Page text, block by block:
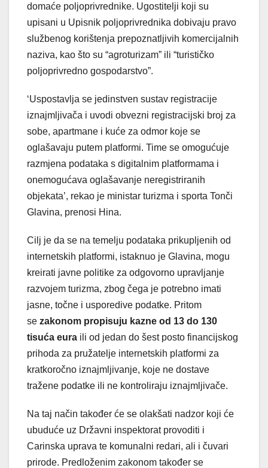
domaće poljoprivrednike. Ugostitelji koji su
upisani u Upisnik poljoprivrednika dobivaju pravo
službenog korištenja prepoznatljivih komercijalnih
naziva, kao što su “agroturizam” ili “turističko
poljoprivredno gospodarstvo”.
‘Uspostavlja se jedinstven sustav registracije
iznajmljivača i uvodi obvezni registracijski broj za
sobe, apartmane i kuće za odmor koje se
oglašavaju putem platformi. Time se omogućuje
razmjena podataka s digitalnim platformama i
onemogućava oglašavanje neregistriranih
objekata’, rekao je ministar turizma i sporta Tonči
Glavina, prenosi Hina.
Cilj je da se na temelju podataka prikupljenih od
internetskih platformi, istaknuo je Glavina, mogu
kreirati javne politike za odgovorno upravljanje
razvojem turizma, zbog čega je potrebno imati
jasne, točne i usporedive podatke. Pritom
se zakonom propisuju kazne od 13 do 130
tisuća eura ili od jedan do šest posto financijskog
prihoda za pružatelje internetskih platformi za
kratkoročno iznajmljivanje, koje ne dostave
tražene podatke ili ne kontroliraju iznajmljivače.
Na taj način također će se olakšati nadzor koji će
ubuduće uz Državni inspektorat provoditi i
Carinska uprava te komunalni redari, ali i čuvari
prirode. Predloženim zakonom također se